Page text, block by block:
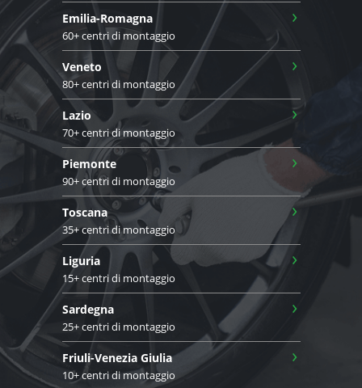
Emilia-Romagna
60+ centri di montaggio
›
Veneto
80+ centri di montaggio
›
Lazio
70+ centri di montaggio
›
Piemonte
90+ centri di montaggio
›
Toscana
35+ centri di montaggio
›
Liguria
15+ centri di montaggio
›
Sardegna
25+ centri di montaggio
›
Friuli-Venezia Giulia
10+ centri di montaggio
›